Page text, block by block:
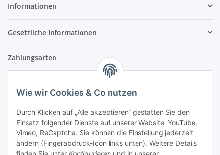
Wie wir Cookies & Co nutzen
Durch Klicken auf „Alle akzeptieren“ gestatten Sie den
Einsatz folgender Dienste auf unserer Website: YouTube,
Vimeo, ReCaptcha. Sie können die Einstellung jederzeit
ändern (Fingerabdruck-Icon links unten). Weitere Details
Informationen
Gesetzliche Informationen
Zahlungsarten
Versandpartner
Partner